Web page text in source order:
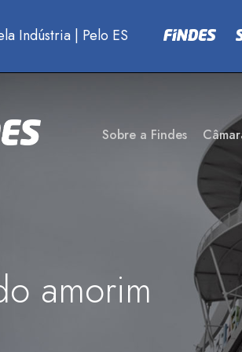
Indústria | Pelo ES
Sobre a Findes
amorim